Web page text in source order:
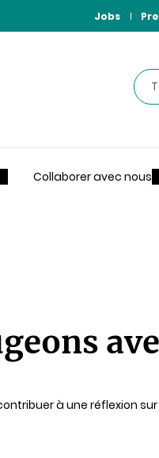
Jobs
Collaborer avec nous
à une réflexion